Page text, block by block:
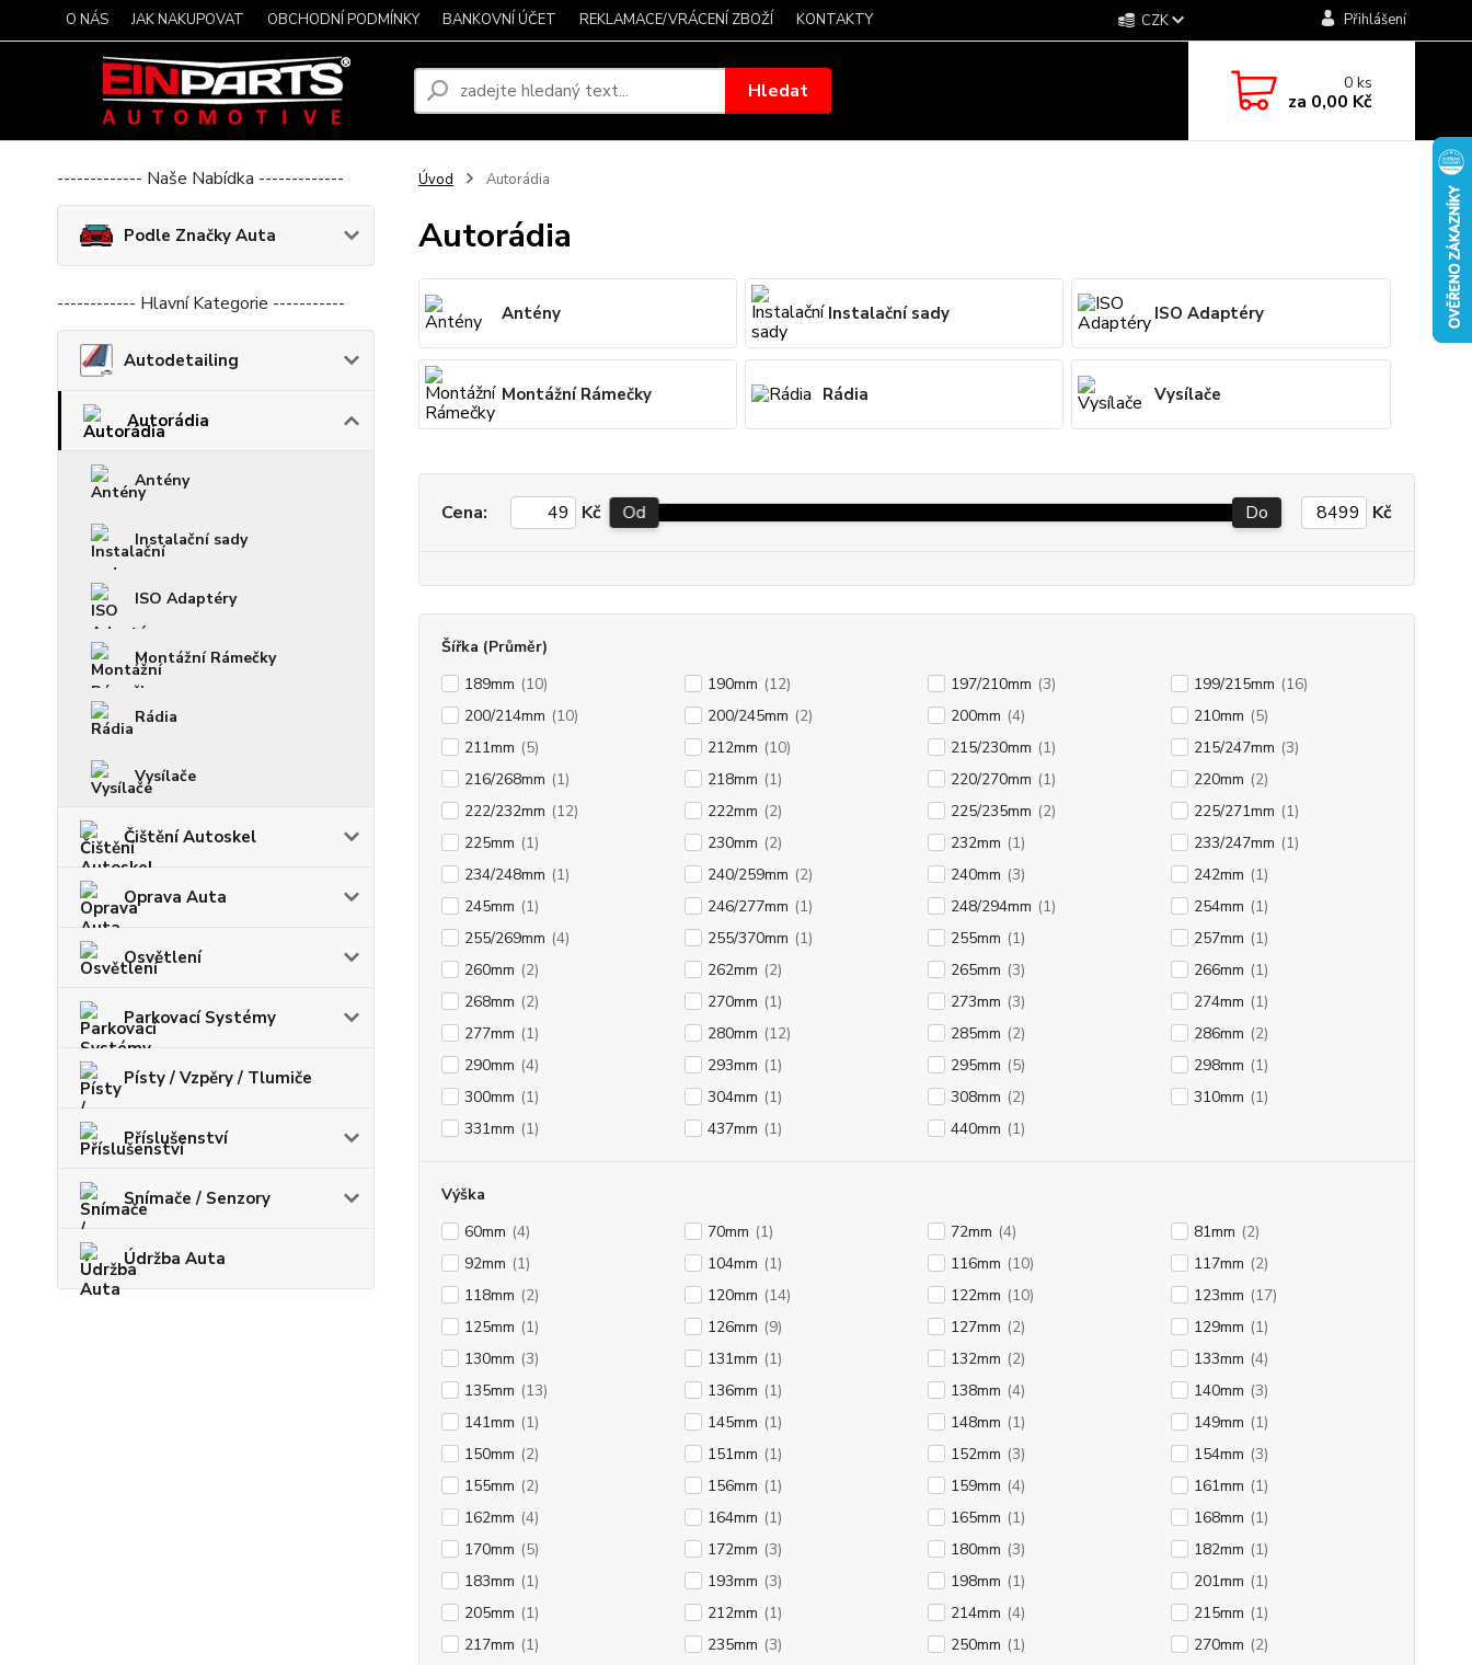
O NÁS JAK NAKUPOVAT OBCHODNÍ PODMÍNKY BANKOVNÍ ÚČET REKLAMACE/VRÁCENÍ ZBOŽÍ KONTAKTY CZK Přihlášení
Hledat 0ks
za 0,00 Kč
------------- Naše Nabídka -------------
Podle Značky Auta
------------ Hlavní Kategorie -----------
Autodetailing
Autorádia
Antény
Instalační sady
ISO Adaptéry
Montážní Rámečky
Rádia
Vysílače
Čištění Autoskel
Oprava Auta
Osvětlení
Parkovací Systémy
Písty / Vzpěry / Tlumiče
Příslušenství
Snímače / Senzory
Údržba Auta
Úvod Autorádia
Autorádia
Antény Instalační sady ISO Adaptéry
Montážní Rámečky Rádia Vysílače
Cena: Kč Od Do Kč
Šířka (Průměr)
189mm (10) 190mm (12) 197/210mm (3) 199/215mm (16)
200/214mm (10) 200/245mm (2) 200mm (4) 210mm (5)
211mm (5) 212mm (10) 215/230mm (1) 215/247mm (3)
216/268mm (1) 218mm (1) 220/270mm (1) 220mm (2)
222/232mm (12) 222mm (2) 225/235mm (2) 225/271mm (1)
225mm (1) 230mm (2) 232mm (1) 233/247mm (1)
234/248mm (1) 240/259mm (2) 240mm (3) 242mm (1)
245mm (1) 246/277mm (1) 248/294mm (1) 254mm (1)
255/269mm (4) 255/370mm (1) 255mm (1) 257mm (1)
260mm (2) 262mm (2) 265mm (3) 266mm (1)
268mm (2) 270mm (1) 273mm (3) 274mm (1)
277mm (1) 280mm (12) 285mm (2) 286mm (2)
290mm (4) 293mm (1) 295mm (5) 298mm (1)
300mm (1) 304mm (1) 308mm (2) 310mm (1)
331mm (1) 437mm (1) 440mm (1)
Výška
60mm (4) 70mm (1) 72mm (4) 81mm (2)
92mm (1) 104mm (1) 116mm (10) 117mm (2)
118mm (2) 120mm (14) 122mm (10) 123mm (17)
125mm (1) 126mm (9) 127mm (2) 129mm (1)
130mm (3) 131mm (1) 132mm (2) 133mm (4)
135mm (13) 136mm (1) 138mm (4) 140mm (3)
141mm (1) 145mm (1) 148mm (1) 149mm (1)
150mm (2) 151mm (1) 152mm (3) 154mm (3)
155mm (2) 156mm (1) 159mm (4) 161mm (1)
162mm (4) 164mm (1) 165mm (1) 168mm (1)
170mm (5) 172mm (3) 180mm (3) 182mm (1)
183mm (1) 193mm (3) 198mm (1) 201mm (1)
205mm (1) 212mm (1) 214mm (4) 215mm (1)
217mm (1) 235mm (3) 250mm (1) 270mm (2)